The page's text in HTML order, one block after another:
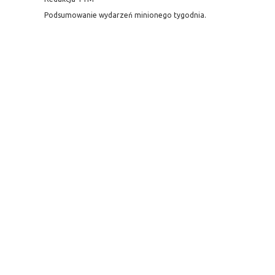
Podsumowanie wydarzeń minionego tygodnia.